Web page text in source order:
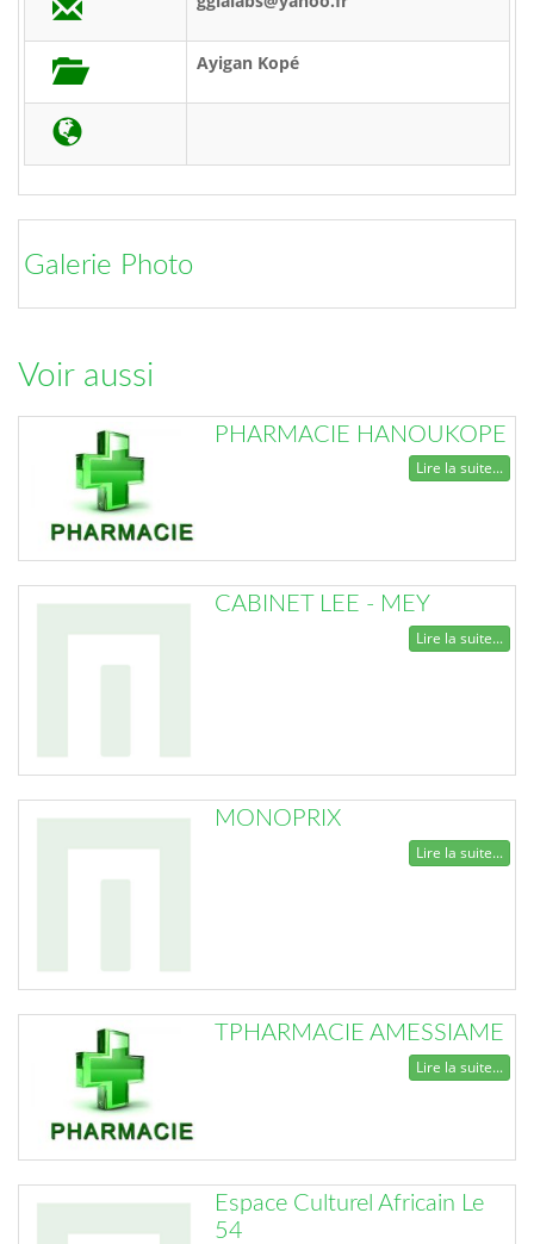
Ayigan Kopé
Galerie Photo
Voir aussi
PHARMACIE HANOUKOPE
Lire la suite...
CABINET LEE - MEY
Lire la suite...
MONOPRIX
Lire la suite...
TPHARMACIE AMESSIAME
Lire la suite...
Espace Culturel Africain Le
54